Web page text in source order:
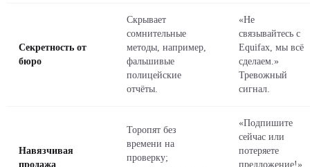
Секретность от
бюро
Скрывает
сомнительные
методы, например,
фальшивые
полицейские
отчёты.
«Не
связывайтесь с
Equifax, мы всё
сделаем.»
Тревожный
сигнал.
Навязчивая
продажа
Торопят без
времени на
проверку;
«Подпишите
сейчас или
потеряете
предложение!»